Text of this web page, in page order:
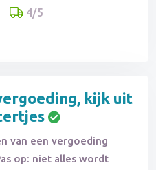
4/5
kijk uit
van een vergoeding
op: niet alles wordt